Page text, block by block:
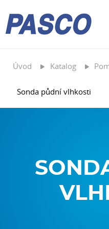
Úvod Katalog
Sonda půdní vlhkosti